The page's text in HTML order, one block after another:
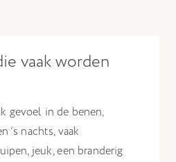
vaak worden
gevoel in de benen,
’s nachts, vaak
jeuk, een branderig